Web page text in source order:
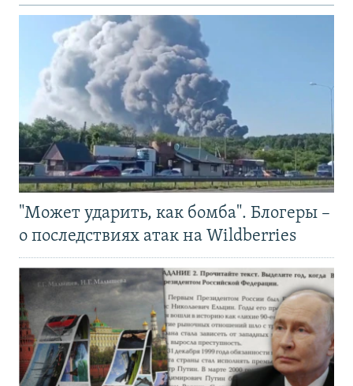
"Может ударить, как бомба". Блогеры –
о последствиях атак на Wildberries